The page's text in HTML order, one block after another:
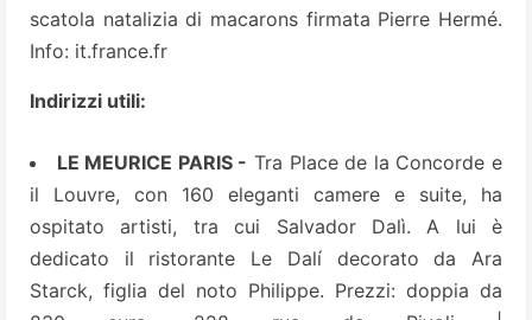
scatola natalizia di macarons firmata Pierre Hermé.
Info: it.france.fr
Indirizzi utili:
LE MEURICE PARIS - Tra Place de la Concorde e
il Louvre, con 160 eleganti camere e suite, ha
ospitato artisti, tra cui Salvador Dalì. A lui è
dedicato il ristorante Le Dalí decorato da Ara
Starck, figlia del noto Philippe. Prezzi: doppia da